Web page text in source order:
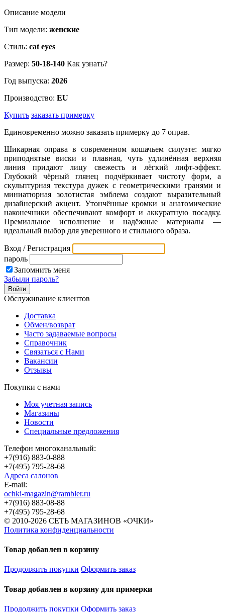
Описание модели
Тип модели: женские
Стиль: cat eyes
Размер: 50-18-140 Как узнать?
Год выпуска: 2026
Производство: EU
Купить заказать примерку
Единовременно можно заказать примерку до 7 оправ.
Шикарная оправа в современном кошачьем силуэте: мягко
приподнятые виски и плавная, чуть удлинённая верхняя
линия придают лицу свежесть и лёгкий лифт‑эффект.
Глубокий чёрный глянец подчёркивает чистоту форм, а
скульптурная текстура дужек с геометрическими гранями и
миниатюрная золотистая эмблема создают выразительный
дизайнерский акцент. Утончённые кромки и анатомические
наконечники обеспечивают комфорт и аккуратную посадку.
Премиальное исполнение и надёжные материалы —
идеальный выбор для уверенного и стильного образа.
Вход / Регистрация
пароль
Запомнить меня
Забыли пароль?
Обслуживание клиентов
Доставка
Обмен/возврат
Часто задаваемые вопросы
Справочник
Связаться с Нами
Вакансии
Отзывы
Покупки с нами
Моя учетная запись
Магазины
Новости
Специальные предложения
Телефон многоканальный:
+7(916) 883-0-888
+7(495) 795-28-68
Адреса салонов
Е-mail:
ochki-magazin@rambler.ru
+7(916) 883-08-88
+7(495) 795-28-68
© 2010-2026 СЕТЬ МАГАЗИНОВ «ОЧКИ»
Политика конфиденциальности
Товар добавлен в корзину
Продолжить покупки Оформить заказ
Товар добавлен в корзину для примерки
Продолжить покупки Оформить заказ